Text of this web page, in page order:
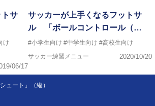
サ
け
06/17
サッカーが上手くなるフットサ
ル 「ボールコントロール（…
#小学生向け #中学生向け #高校生向け
サッカー練習メニュー
2020/10/20
ート」（縦）